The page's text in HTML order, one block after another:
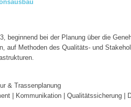
bei der Planung über die
Methoden des Qualitäts- und
& Trassenplanung
| Kommunikation | Qualitätssicherung |